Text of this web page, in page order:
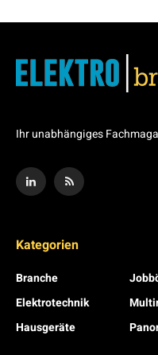
Ihr unabhängiges
Kategorien
Branche
Elektrotechnik
Hausgeräte